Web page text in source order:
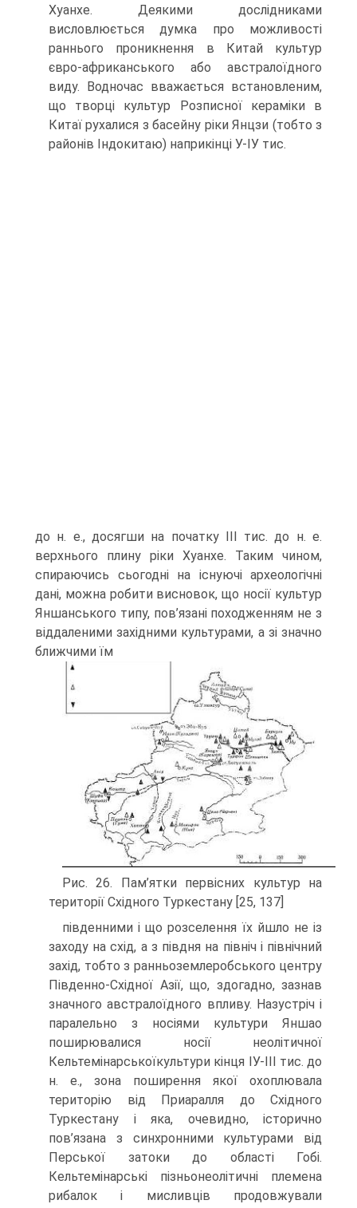
Хуанхе. Деякими дослідниками
висловлюється думка про можливості
раннього проникнення в Китай культур
євро-африканського або австралоїдного
виду. Водночас вважається встановленим,
що творці культур Розписної кераміки в
Китаї рухалися з басейну ріки Янцзи (тобто з
районів Індокитаю) наприкінці У-ІУ тис.
до н. е., досягши на початку III тис. до н. е.
верхнього плину ріки Хуанхе. Таким чином,
спираючись сьогодні на існуючі архе­ологічні
дані, можна робити висновок, що носії культур
Яншанського типу, пов’я­зані походженням не з
віддаленими західними культурами, а зі значно
ближчими їм
Рис. 26. Пам’ятки первісних культур на
території Східного Туркестану [25, 137]
південними і що розселення їх йшло не із
заходу на схід, а з півдня на північ і північний
захід, тобто з ранньоземлеробського центру
Південно-Східної Азії, що, здогадно, зазнав
значного австралоїдного впливу. Назустріч і
паралельно з носіями культури Яншао
поширювалися носії неолітичної
Кельтемінарськоїкультури кінця ІУ-ІІІ тис. до
н. е., зона поширення якої охоплювала
територію від Приаралля до Східного
Туркестану і яка, очевидно, історично
пов’язана з синхронними культу­рами від
Перської затоки до області Гобі.
Кельтемінарські пізньонеолітичні пле­мена
рибалок і мисливців продовжували